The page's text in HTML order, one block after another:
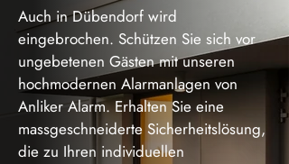
Auch in Dübendorf wird
eingebrochen. Schützen Sie sich vor
ungebetenen Gästen mit unseren
hochmodernen Alarmanlagen von
Anliker Alarm. Erhalten Sie eine
massgeschneiderte Sicherheitslösung,
die zu Ihren individuellen